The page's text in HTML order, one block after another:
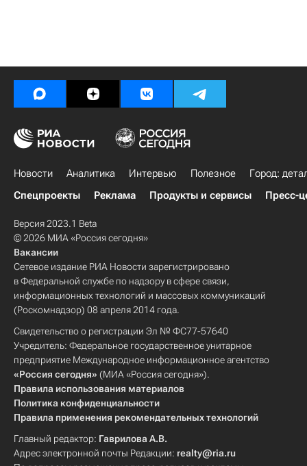
Новости Аналитика Интервью Полезное
Город:
Спецпроекты
Реклама Продукты и сервисы Пресс-
Версия 2023.1 Beta
© 2026 МИА «Россия сегодня»
Вакансии
Сетевое издание РИА Новости зарегистрировано
в Федеральной службе по надзору в сфере связи,
информационных технологий и массовых коммуникаций
(Роскомнадзор) 08 апреля 2014 года.
Свидетельство о регистрации Эл № ФС77-57640
Учредитель: Федеральное государственное унитарное
предприятие Международное информационное агентство
«Россия сегодня» (МИА «Россия сегодня»).
Правила использования материалов
Политика конфиденциальности
Правила применения рекомендательных технологий
Главный редактор: Гаврилова А.В.
Адрес электронной почты Редакции: realty@ria.ru